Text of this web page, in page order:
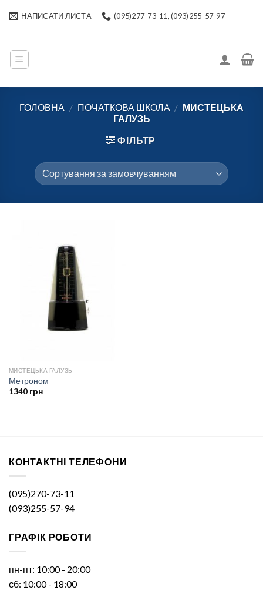
НАПИСАТИ ЛИСТА (095)277-73-11, (093)255-57-97
ГОЛОВНА / ПОЧАТКОВА ШКОЛА / МИСТЕЦЬКА
ГАЛУЗЬ
ФІЛЬТР
МИСТЕЦЬКА ГАЛУЗЬ
Метроном
1340 грн
КОНТАКТНІ ТЕЛЕФОНИ
(095)270-73-11
(093)255-57-94
ГРАФІК РОБОТИ
пн-пт: 10:00 - 20:00
сб: 10:00 - 18:00